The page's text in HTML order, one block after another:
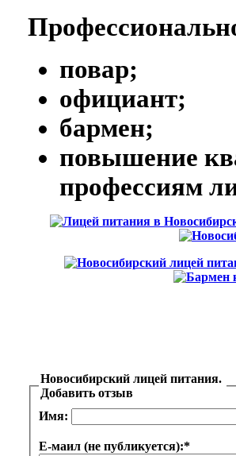
повар;
официант;
бармен;
повышение
профессиям
Новосибирский лицей питания.
Добавить отзыв
Имя:
Е-маил (не публикуется):*